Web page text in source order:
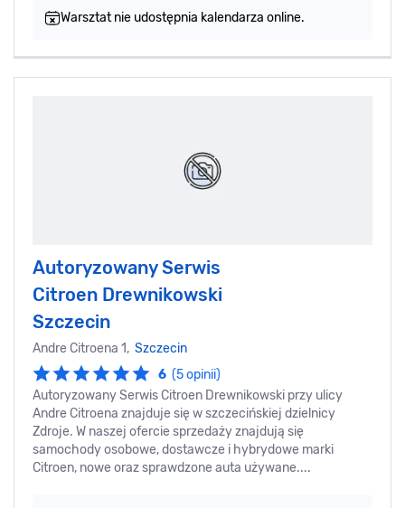
Warsztat nie udostępnia kalendarza online.
Autoryzowany Serwis
Citroen Drewnikowski
Szczecin
Andre Citroena 1, Szczecin
6 (5 opinii)
Autoryzowany Serwis Citroen Drewnikowski przy ulicy
Andre Citroena znajduje się w szczecińskiej dzielnicy
Zdroje. W naszej ofercie sprzedaży znajdują się
samochody osobowe, dostawcze i hybrydowe marki
Citroen, nowe oraz sprawdzone auta używane....